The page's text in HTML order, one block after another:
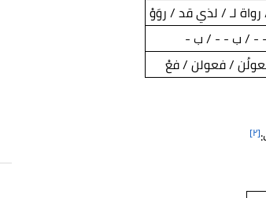
لـ / لذي قد / روَوْ
- / ب - - / ب -
/ فعولن / فعْ
[٢]